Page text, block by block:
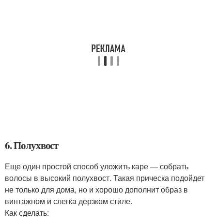
6. Полухвост
Еще один простой способ уложить каре — собрать
волосы в высокий полухвост. Такая прическа подойдет
не только для дома, но и хорошо дополнит образ в
винтажном и слегка дерзком стиле.
Как сделать: